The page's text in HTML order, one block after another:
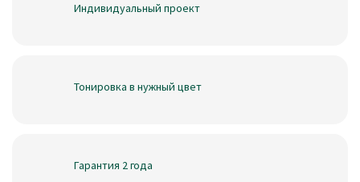
Индивидуальный проект
Тонировка в нужный цвет
Гарантия 2 года